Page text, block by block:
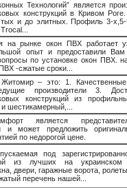
Технологий” является
конструкций в Кривом
и до элитных. Профиль 3-
на рынке окон ПВХ
опыт и предоставили Вам
по установке окон ПВХ.
-сжатые сроки...
– это: 1. Качественные
производители 3.
конструкций из
шестикамерный,...
является
и может предложить
по недорогой цене.
под
из лучших на украинском
двери, гаражные ворота,
перечень нашей...